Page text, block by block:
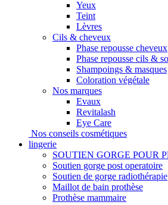
Yeux
Teint
Lèvres
Cils & cheveux
Phase repousse cheveux
Phase repousse cils &
Shampoings & masques
Coloration végétale
Nos marques
Evaux
Revitalash
Eye Care
Nos conseils cosmétiques
lingerie
SOUTIEN GORGE POUR
Soutien gorge post operatoire
Soutien de gorge radiothérapie
Maillot de bain prothèse
Prothèse mammaire